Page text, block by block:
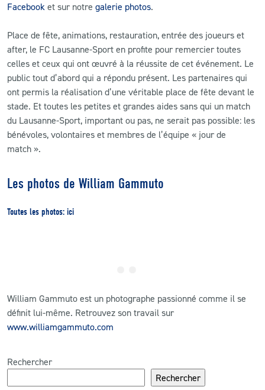
PRESSE ET MEDIAS
Facebook et sur notre galerie photos.
Place de fête, animations, restauration, entrée des joueurs et
after, le FC Lausanne-Sport en profite pour remercier toutes
celles et ceux qui ont œuvré à la réussite de cet événement. Le
public tout d’abord qui a répondu présent. Les partenaires qui
ont permis la réalisation d’une véritable place de fête devant le
stade. Et toutes les petites et grandes aides sans qui un match
du Lausanne-Sport, important ou pas, ne serait pas possible: les
bénévoles, volontaires et membres de l’équipe « jour de
match ».
Les photos de William Gammuto
Toutes les photos: ici
William Gammuto est un photographe passionné comme il se
définit lui-même. Retrouvez son travail sur
www.williamgammuto.com
Rechercher
Rechercher